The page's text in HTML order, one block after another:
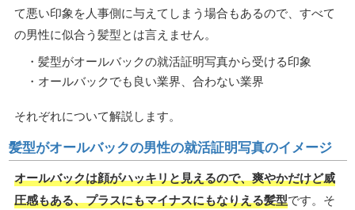
て悪い印象を人事側に与えてしまう場合もあるので、すべて
の男性に似合う髪型とは言えません。
・髪型がオールバックの就活証明写真から受ける印象
・オールバックでも良い業界、合わない業界
それぞれについて解説します。
髪型がオールバックの男性の就活証明写真のイメージ
オールバックは顔がハッキリと見えるので、爽やかだけど威
圧感もある、プラスにもマイナスにもなりえる髪型です。そ